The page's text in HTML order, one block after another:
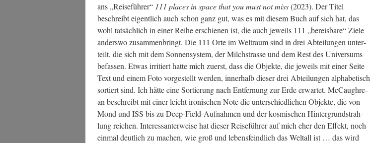
ans „Rei­se­füh­rer“ 111 places in space that you must not miss(2023). Der Titel
beschreibt eigent­lich auch schon ganz gut, was es mit die­sem Buch auf sich hat, das
wohl tat­säch­lich in einer Rei­he erschie­nen ist, die auch jeweils 111 „ber­eis­ba­re“ Zie­le
anders­wo zusam­men­bringt. Die 111 Orte im Welt­raum sind in drei Abtei­lun­gen unter­
teilt, die sich mit dem Son­nen­sys­tem, der Milch­stras­se und dem Rest des Uni­ver­sums
befas­sen. Etwas irri­tiert hat­te mich zuerst, dass die Objek­te, die jeweils mit einer Sei­te
Text und einem Foto vor­ge­stellt wer­den, inner­halb die­ser drei Abtei­lun­gen alpha­be­tisch
sor­tiert sind. Ich hät­te eine Sor­tie­rung nach Ent­fer­nung zur Erde erwar­tet. McCau­gh­re­
an beschreibt mit einer leicht iro­ni­schen Note die unter­schied­li­chen Objek­te, die von
Mond und ISS bis zu Deep-Field-Auf­nah­men und der kos­mi­schen Hin­ter­grund­strah­
lung rei­chen. Inter­es­san­ter­wei­se hat die­ser Rei­se­füh­rer auf mich eher den Effekt, noch
ein­mal deut­lich zu machen, wie groß und lebens­feind­lich das Welt­all ist … das wird